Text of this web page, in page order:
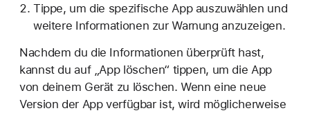
Tippe, um die spezifische App auszuwählen und
weitere Informationen zur Warnung anzuzeigen.
Nachdem du die Informationen überprüft hast,
kannst du auf „App löschen“ tippen, um die App
von deinem Gerät zu löschen. Wenn eine neue
Version der App verfügbar ist, wird möglicherweise